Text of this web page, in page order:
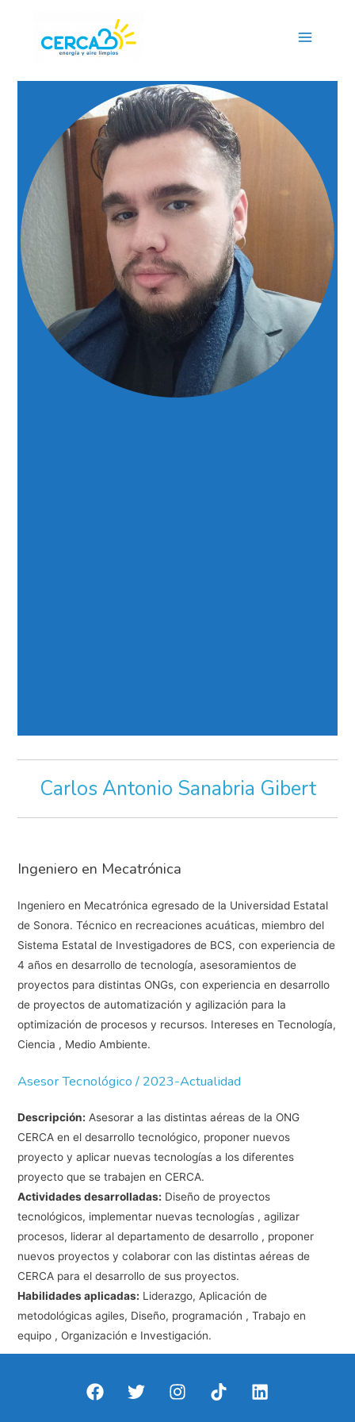
Menu
Carlos Antonio Sanabria Gibert
Ingeniero en Mecatrónica
Ingeniero en Mecatrónica egresado de la Universidad Estatal
de Sonora. Técnico en recreaciones acuáticas, miembro del
Sistema Estatal de Investigadores de BCS, con experiencia de
4 años en desarrollo de tecnología, asesoramientos de
proyectos para distintas ONGs, con experiencia en desarrollo
de proyectos de automatización y agilización para la
optimización de procesos y recursos. Intereses en Tecnología,
Ciencia , Medio Ambiente.
Asesor Tecnológico / 2023-Actualidad
Descripción: Asesorar a las distintas aéreas de la ONG
CERCA en el desarrollo tecnológico, proponer nuevos
proyecto y aplicar nuevas tecnologías a los diferentes
proyecto que se trabajen en CERCA.
Actividades desarrolladas: Diseño de proyectos
tecnológicos, implementar nuevas tecnologías , agilizar
procesos, liderar al departamento de desarrollo , proponer
nuevos proyectos y colaborar con las distintas aéreas de
CERCA para el desarrollo de sus proyectos.
Habilidades aplicadas: Liderazgo, Aplicación de
metodológicas agiles, Diseño, programación , Trabajo en
equipo , Organización e Investigación.